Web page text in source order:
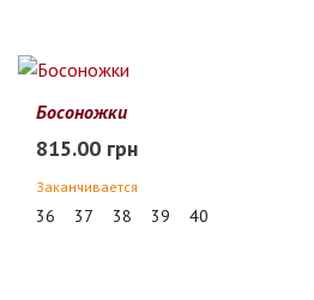
Босоножки
815.00 грн
Заканчивается
36 37 38 39 40